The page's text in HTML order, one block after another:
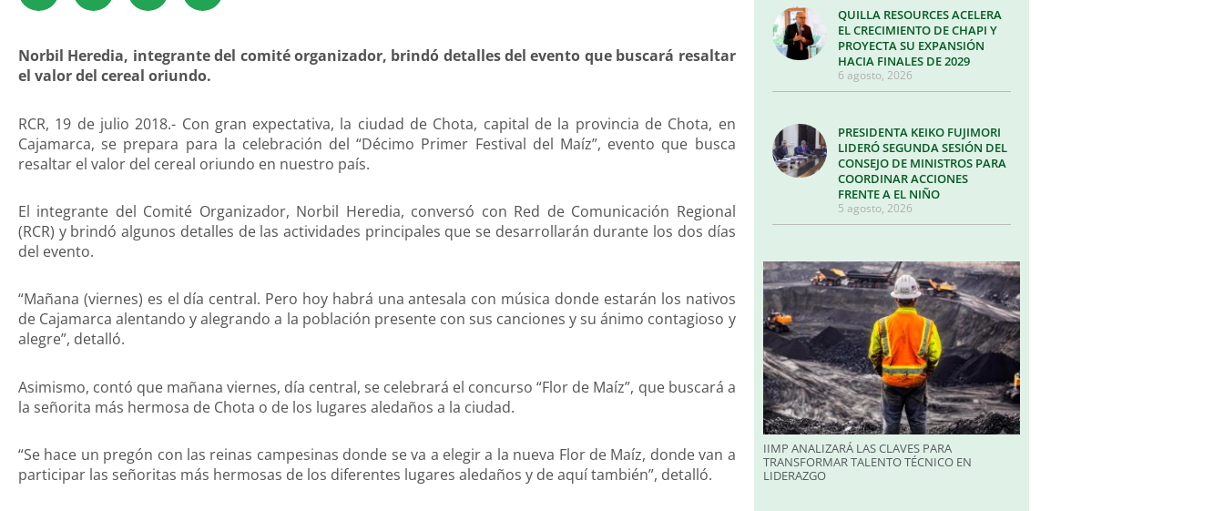
Norbil Heredia, integrante del comité organizador, brindó detalles del evento que buscará resaltar
el valor del cereal oriundo.
RCR, 19 de julio 2018.- Con gran expectativa, la ciudad de Chota, capital de la provincia de Chota, en
Cajamarca, se prepara para la celebración del “Décimo Primer Festival del Maíz”, evento que busca
resaltar el valor del cereal oriundo en nuestro país.
El integrante del Comité Organizador, Norbil Heredia, conversó con Red de Comunicación Regional
(RCR) y brindó algunos detalles de las actividades principales que se desarrollarán durante los dos días
del evento.
“Mañana (viernes) es el día central. Pero hoy habrá una antesala con música donde estarán los nativos
de Cajamarca alentando y alegrando a la población presente con sus canciones y su ánimo contagioso y
alegre”, detalló.
Asimismo, contó que mañana viernes, día central, se celebrará el concurso “Flor de Maíz”, que buscará a
la señorita más hermosa de Chota o de los lugares aledaños a la ciudad.
“Se hace un pregón con las reinas campesinas donde se va a elegir a la nueva Flor de Maíz, donde van a
participar las señoritas más hermosas de los diferentes lugares aledaños y de aquí también”, detalló.
QUILLA RESOURCES ACELERA
EL CRECIMIENTO DE CHAPI Y
PROYECTA SU EXPANSIÓN
HACIA FINALES DE 2029
6 agosto, 2026
PRESIDENTA KEIKO FUJIMORI
LIDERÓ SEGUNDA SESIÓN DEL
CONSEJO DE MINISTROS PARA
COORDINAR ACCIONES
FRENTE A EL NIÑO
5 agosto, 2026
IIMP ANALIZARÁ LAS CLAVES PARA
TRANSFORMAR TALENTO TÉCNICO EN
LIDERAZGO